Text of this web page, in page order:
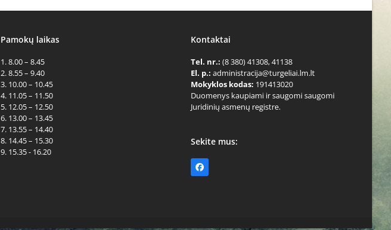
Pamokų laikas
1. 8.00 – 8.45
2. 8.55 – 9.40
3. 10.00 – 10.45
4. 11.05 – 11.50
5. 12.05 – 12.50
6. 13.00 – 13.45
7. 13.55 – 14.40
8. 14.45 – 15.30
9. 15.35 - 16.20
Kontaktai
Tel. nr.: (8 380) 41308, 41138
El. p.: administracija@turgeliai.lm.lt
Mokyklos kodas: 191413020
Duomenys kaupiami ir saugomi saugomi
Juridinių asmenų registre.
Sekite mus:
Facebook